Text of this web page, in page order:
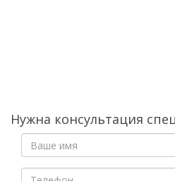
Нужна консультация